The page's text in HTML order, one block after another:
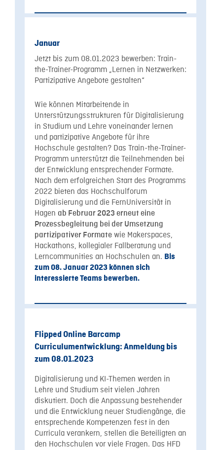
Januar
Jetzt bis zum 08.01.2023 bewerben: Train-
the-Trainer-Programm „Lernen in Netzwerken:
Partizipative Angebote gestalten“
Wie können Mitarbeitende in
Unterstützungsstrukturen für Digitalisierung
in Studium und Lehre voneinander lernen
und partizipative Angebote für ihre
Hochschule gestalten? Das Train-the-Trainer-
Programm unterstützt die Teilnehmenden bei
der Entwicklung entsprechender Formate.
Nach dem erfolgreichen Start des Programms
2022 bieten das Hochschulforum
Digitalisierung und die FernUniversität in
Hagen ab Februar 2023 erneut eine
Prozessbegleitung bei der Umsetzung
partizipativer Formate wie Makerspaces,
Hackathons, kollegialer Fallberatung und
Lerncommunities an Hochschulen an. Bis
zum 08. Januar 2023 können sich
interessierte Teams bewerben.
Flipped Online Barcamp
Curriculumentwicklung: Anmeldung bis
zum 08.01.2023
Digitalisierung und KI-Themen werden in
Lehre und Studium seit vielen Jahren
diskutiert. Doch die Anpassung bestehender
und die Entwicklung neuer Studiengänge, die
entsprechende Kompetenzen fest in den
Curricula verankern, stellen die Beteiligten an
den Hochschulen vor viele Fragen. Das HFD